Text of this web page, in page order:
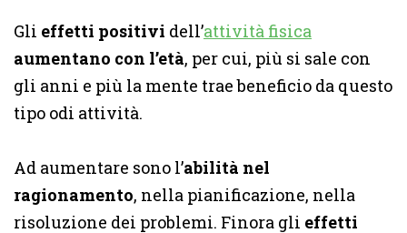
Gli effetti positivi dell’attività fisica
aumentano con l’età, per cui, più si sale con
gli anni e più la mente trae beneficio da questo
tipo odi attività.
Ad aumentare sono l’abilità nel
ragionamento, nella pianificazione, nella
risoluzione dei problemi. Finora gli effetti